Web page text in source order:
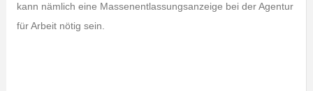
kann nämlich eine Massenentlassungsanzeige bei der Agentur
für Arbeit nötig sein.